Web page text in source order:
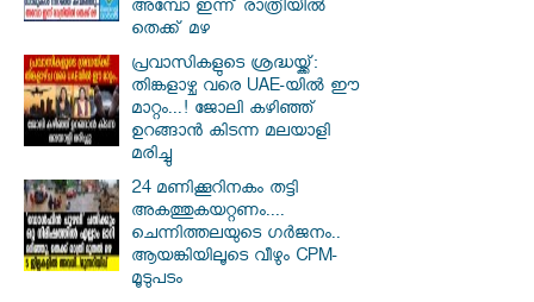
അമ്പോ ഇന്ന് രാത്രിയിൽ
തെക്ക് മഴ
പ്രവാസികളുടെ ശ്രദ്ധയ്ക്ക്:
തിങ്കളാഴ്ച വരെ UAE-യിൽ ഈ
മാറ്റം...! ജോലി കഴിഞ്ഞ്
ഉറങ്ങാൻ കിടന്ന മലയാളി
മരിച്ചു
24 മണിക്കൂറിനകം തട്ടി
അകത്തുകയറ്റണം....
ചെന്നിത്തലയുടെ ഗർജനം..
ആയങ്കിയിലൂടെ വീഴും CPM-
മൂടുപടം